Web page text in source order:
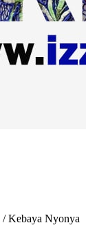
/Kebaya Nyonya